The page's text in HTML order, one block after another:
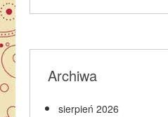
Archiwa
sierpień 2026